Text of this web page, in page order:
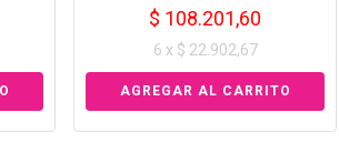
$ 108.201,60
6 x $ 22.902,67